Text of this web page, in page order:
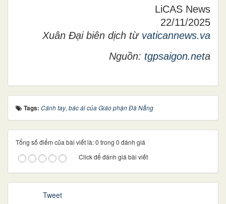
LiCAS News
22/11/2025
Xuân Đại biên dịch từ vaticannews.va
Nguồn: tgpsaigon.neta
Tags: Cánh tay, bác ái của Giáo phận Đà Nẵng
Tổng số điểm của bài viết là: 0 trong 0 đánh giá
Click để đánh giá bài viết
Tweet